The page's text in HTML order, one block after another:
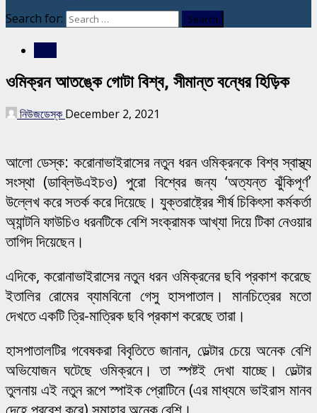
Search for:
ওমিক্রন আতঙ্কে গোটা বিশ্ব, সীমান্ত বন্ধের হিড়িক
নিউজডেস্ক December 2, 2021
আলো ডেস্ক: করোনাভাইরাসের নতুন ধরন ওমিক্রনকে বিশ্ব স্বাস্থ্য
সংস্থা (ডাব্লিউএইচও) পুরো বিশ্বের জন্য ‘অত্যন্ত ঝুঁকিপূর্ণ’
উল্লেখ করে সতর্ক করে দিয়েছে। যুক্তরাষ্ট্রের শীর্ষ চিকিৎসা কর্মকর্তা
অ্যান্টনি ফাউচিও ধরনটিকে বেশি সংক্রামক আখ্যা দিয়ে টিকা নেওয়ার
তাগিদ দিয়েছেন।
এদিকে, করোনাভাইরাসের নতুন ধরন ওমিক্রনের ছবি প্রকাশ করেছে
ইতালির রোমের ব্যামবিনো গেসু হাসপাতাল। মানচিত্রের মতো
দেখতে একটি ত্রি-মাত্রিক ছবি প্রকাশ করেছে তারা।
হাসপাতালটির গবেষকরা বিবৃতিতে জানান, ডেল্টার চেয়ে অনেক বেশি
অভিযোজন ঘটেছে ওমিক্রনে। তা স্পষ্টই দেখা যাচ্ছে। ডেল্টার
তুলনায় এই নতুন রূপে স্পাইক প্রোটিনে (এর মাধ্যমে ভাইরাস মানব